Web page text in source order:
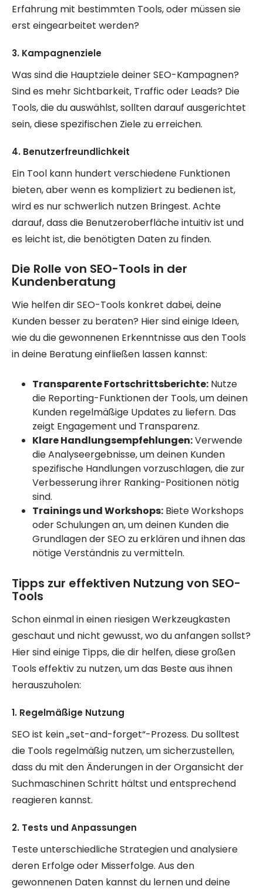
Erfahrung mit bestimmten Tools, oder müssen sie
erst eingearbeitet werden?
3. Kampagnenziele
Was sind die Hauptziele deiner SEO-Kampagnen?
Sind es mehr Sichtbarkeit, Traffic oder Leads? Die
Tools, die du auswählst, sollten darauf ausgerichtet
sein, diese spezifischen Ziele zu erreichen.
4. Benutzerfreundlichkeit
Ein Tool kann hundert verschiedene Funktionen
bieten, aber wenn es kompliziert zu bedienen ist,
wird es nur schwerlich nutzen Bringest. Achte
darauf, dass die Benutzeroberfläche intuitiv ist und
es leicht ist, die benötigten Daten zu finden.
Die Rolle von SEO-Tools in der
Kundenberatung
Wie helfen dir SEO-Tools konkret dabei, deine
Kunden besser zu beraten? Hier sind einige Ideen,
wie du die gewonnenen Erkenntnisse aus den Tools
in deine Beratung einfließen lassen kannst:
Transparente Fortschrittsberichte: Nutze
die Reporting-Funktionen der Tools, um deinen
Kunden regelmäßige Updates zu liefern. Das
zeigt Engagement und Transparenz.
Klare Handlungsempfehlungen:Verwende
die Analyseergebnisse, um deinen Kunden
spezifische Handlungen vorzuschlagen, die zur
Verbesserung ihrer Ranking-Positionen nötig
sind.
Trainings und Workshops: Biete Workshops
oder Schulungen an, um deinen Kunden die
Grundlagen der SEO zu erklären und ihnen das
nötige Verständnis zu vermitteln.
Tipps zur effektiven Nutzung von SEO-
Tools
Schon einmal in einen riesigen Werkzeugkasten
geschaut und nicht gewusst, wo du anfangen sollst?
Hier sind einige Tipps, die dir helfen, diese großen
Tools effektiv zu nutzen, um das Beste aus ihnen
herauszuholen:
1. Regelmäßige Nutzung
SEO ist kein „set-and-forget“-Prozess. Du solltest
die Tools regelmäßig nutzen, um sicherzustellen,
dass du mit den Änderungen in der Organsicht der
Suchmaschinen Schritt hältst und entsprechend
reagieren kannst.
2. Tests und Anpassungen
Teste unterschiedliche Strategien und analysiere
deren Erfolge oder Misserfolge. Aus den
gewonnenen Daten kannst du lernen und deine